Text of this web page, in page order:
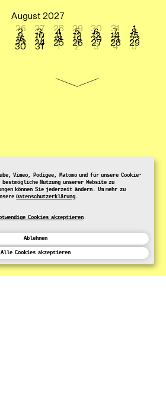
Vimeo, Podigee, Matomo und für unsere Cookie-
Nutzung unserer Website zu
können Sie jederzeit ändern. Um mehr zu
Datenschutzerklärung.
Cookies akzeptieren
Ablehnen
Alle Cookies akzeptieren
August 2027
26
27 28 29 30 31 1
2 3 4 5 6 7 8
9 10 11 12 13 14 15
16 17 18 19 20 21 22
23 24 25 26 27 28 29
30 31 1 2 3 4 5